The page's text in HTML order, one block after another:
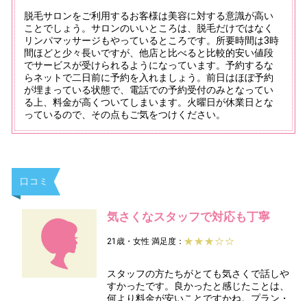
脱毛サロンをご利用するお客様は美容に対する意識が高い
ことでしょう。サロンのいいところは、脱毛だけではなく
リンパマッサージもやっているところです。所要時間は3時
間ほどと少々長いですが、他店と比べると比較的安い値段
でサービスが受けられるようになっています。予約するな
らネットで二日前に予約を入れましょう。前日はほぼ予約
が埋まっている状態で、電話での予約受付のみとなってい
る上、料金が高くついてしまいます。火曜日が休業日とな
っているので、その点もご気をつけください。
口コミ
気さくなスタッフで対応も丁寧
21歳・女性 満足度：
スタッフの方たちがとても気さくで話しや
すかったです。良かったと感じたことは、
何より料金が安いことですかね。プラン・